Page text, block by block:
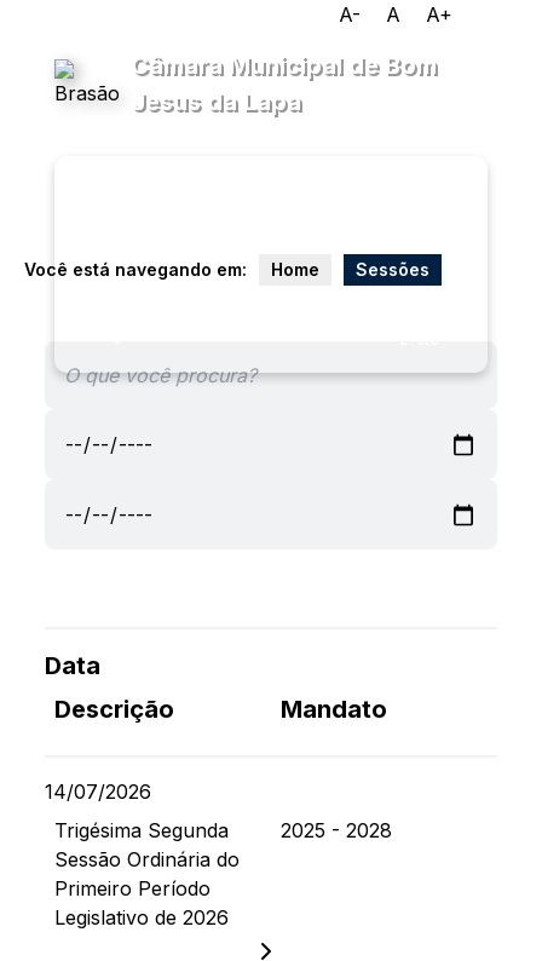
A- A A+
Câmara Municipal de Bom
Jesus da Lapa
Você está navegando em: Home Sessões
Data
Descrição
Mandato
14/07/2026
Trigésima Segunda
Sessão Ordinária do
Primeiro Período
Legislativo de 2026
2025 - 2028